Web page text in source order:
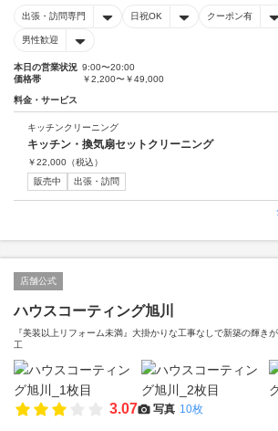
出張・訪問専門 日祝OK クーポン有
男性歓迎
本日の営業状況 9:00〜20:00
価格帯
￥2,200〜￥49,000
料金・サービス
キッチンクリーニング
キッチン・換気扇セットクリーニング
￥22,000 （税込）
販売中
出張・訪問
店舗公式
ハウスコーティング旭川
『美装以上リフォーム未満』大掛かりな工事なしで新築の輝き
工
3.07 写真 10枚